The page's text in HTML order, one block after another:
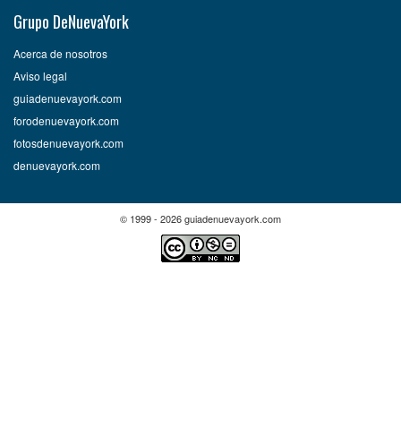
Grupo DeNuevaYork
Acerca de nosotros
Aviso legal
guiadenuevayork.com
forodenuevayork.com
fotosdenuevayork.com
denuevayork.com
© 1999 - 2026 guiadenuevayork.com